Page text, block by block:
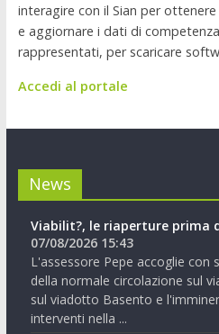
interagire con il Sian per
e aggiornare i dati di
rappresentati, per scaricare
Accedi al portale
News
Viabilit?, le riaperture prima
07/08/2026 15:43
L'assessore Pepe accoglie con
della normale circolazione sul
sul viadotto Basento e
interventi nella ...